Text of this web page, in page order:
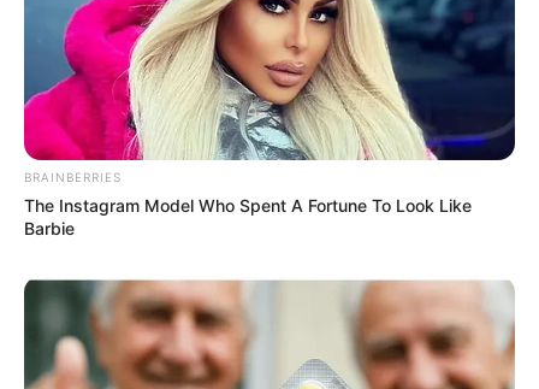
BRAINBERRIES
The Instagram Model Who Spent A Fortune To Look Like
Barbie